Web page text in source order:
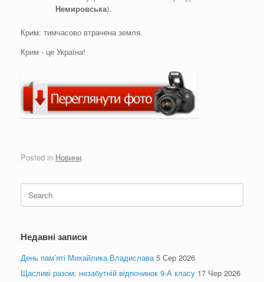
Немировська).
Крим: тимчасово втрачена земля.
Крим - це Україна!
Posted in Новини.
for:
Недавні записи
День пам’яті Михайлика Владислава 5 Сер 2026
Щасливі разом: незабутній відпочинок 9-А класу 17 Чер 2026